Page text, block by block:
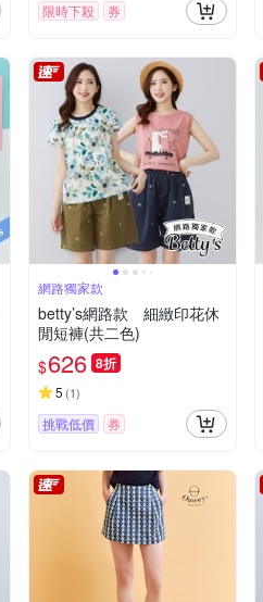
限時下殺 券
網路獨家款
betty’s網路款 細緻印花休
閒短褲(共二色)
$626 8折
5 (1)
挑戰低價 券